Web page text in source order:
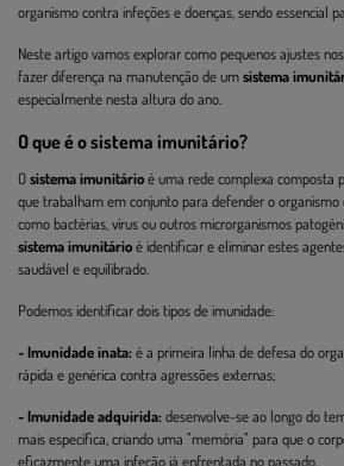
organismo contra infeções e doenças, sendo essencial
Neste artigo vamos explorar como pequenos ajustes
fazer diferença na manutenção de umsistema
especialmente nesta altura do ano.
O que é o sistema imunitário?
Osistema imunitárioé uma rede complexa composta
que trabalham em conjunto para defender o organismo
como bactérias, vírus ou outros microrganismos
sistema imunitárioé identificar e eliminar estes
saudável e equilibrado.
Podemos identificar dois tipos de imunidade:
- Imunidade inata:é a primeira linha de defesa do
rápida e genérica contra agressões externas;
- Imunidade adquirida:desenvolve-se ao longo do
mais específica, criando uma "memória" para que o
eficazmente uma infeção já enfrentada no passado.